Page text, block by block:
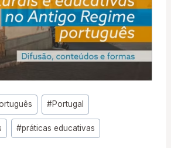
#Portugal
#práticas educativas